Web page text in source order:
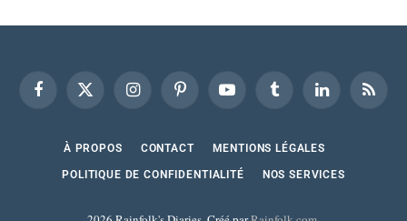
FacebookX
InstagramPinterest YouTube Tumblr LinkedInRSS
À PROPOS CONTACT MENTIONS LÉGALES
POLITIQUE DE CONFIDENTIALITÉ NOS SERVICES